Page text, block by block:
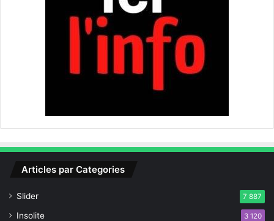
Articles par Categories
Slider 7 887
Insolite 3 120